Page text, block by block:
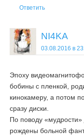
Ответить
NI4KA
03.08.2016 в
Эпоху
бобины с пленкой,
кинокамеру, а потом
сразу диски.
По поводу
рождены больной